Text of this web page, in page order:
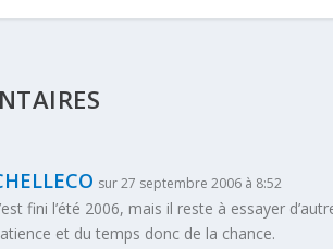
sur 27 septembre 2006 à 8:52
fini l’été 2006, mais il reste à essayer
et du temps donc de la chance.